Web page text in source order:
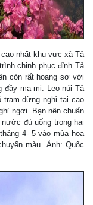
nhất khu vực xã Tả
chinh phục đỉnh Tả
còn rất hoang sơ với
đầy ma mị. Leo núi Tả
trạm dừng nghỉ tại cao
ngơi. Bạn nên chuẩn
đủ uống trong hai
4- 5 vào mùa hoa
màu. Ảnh: Quốc